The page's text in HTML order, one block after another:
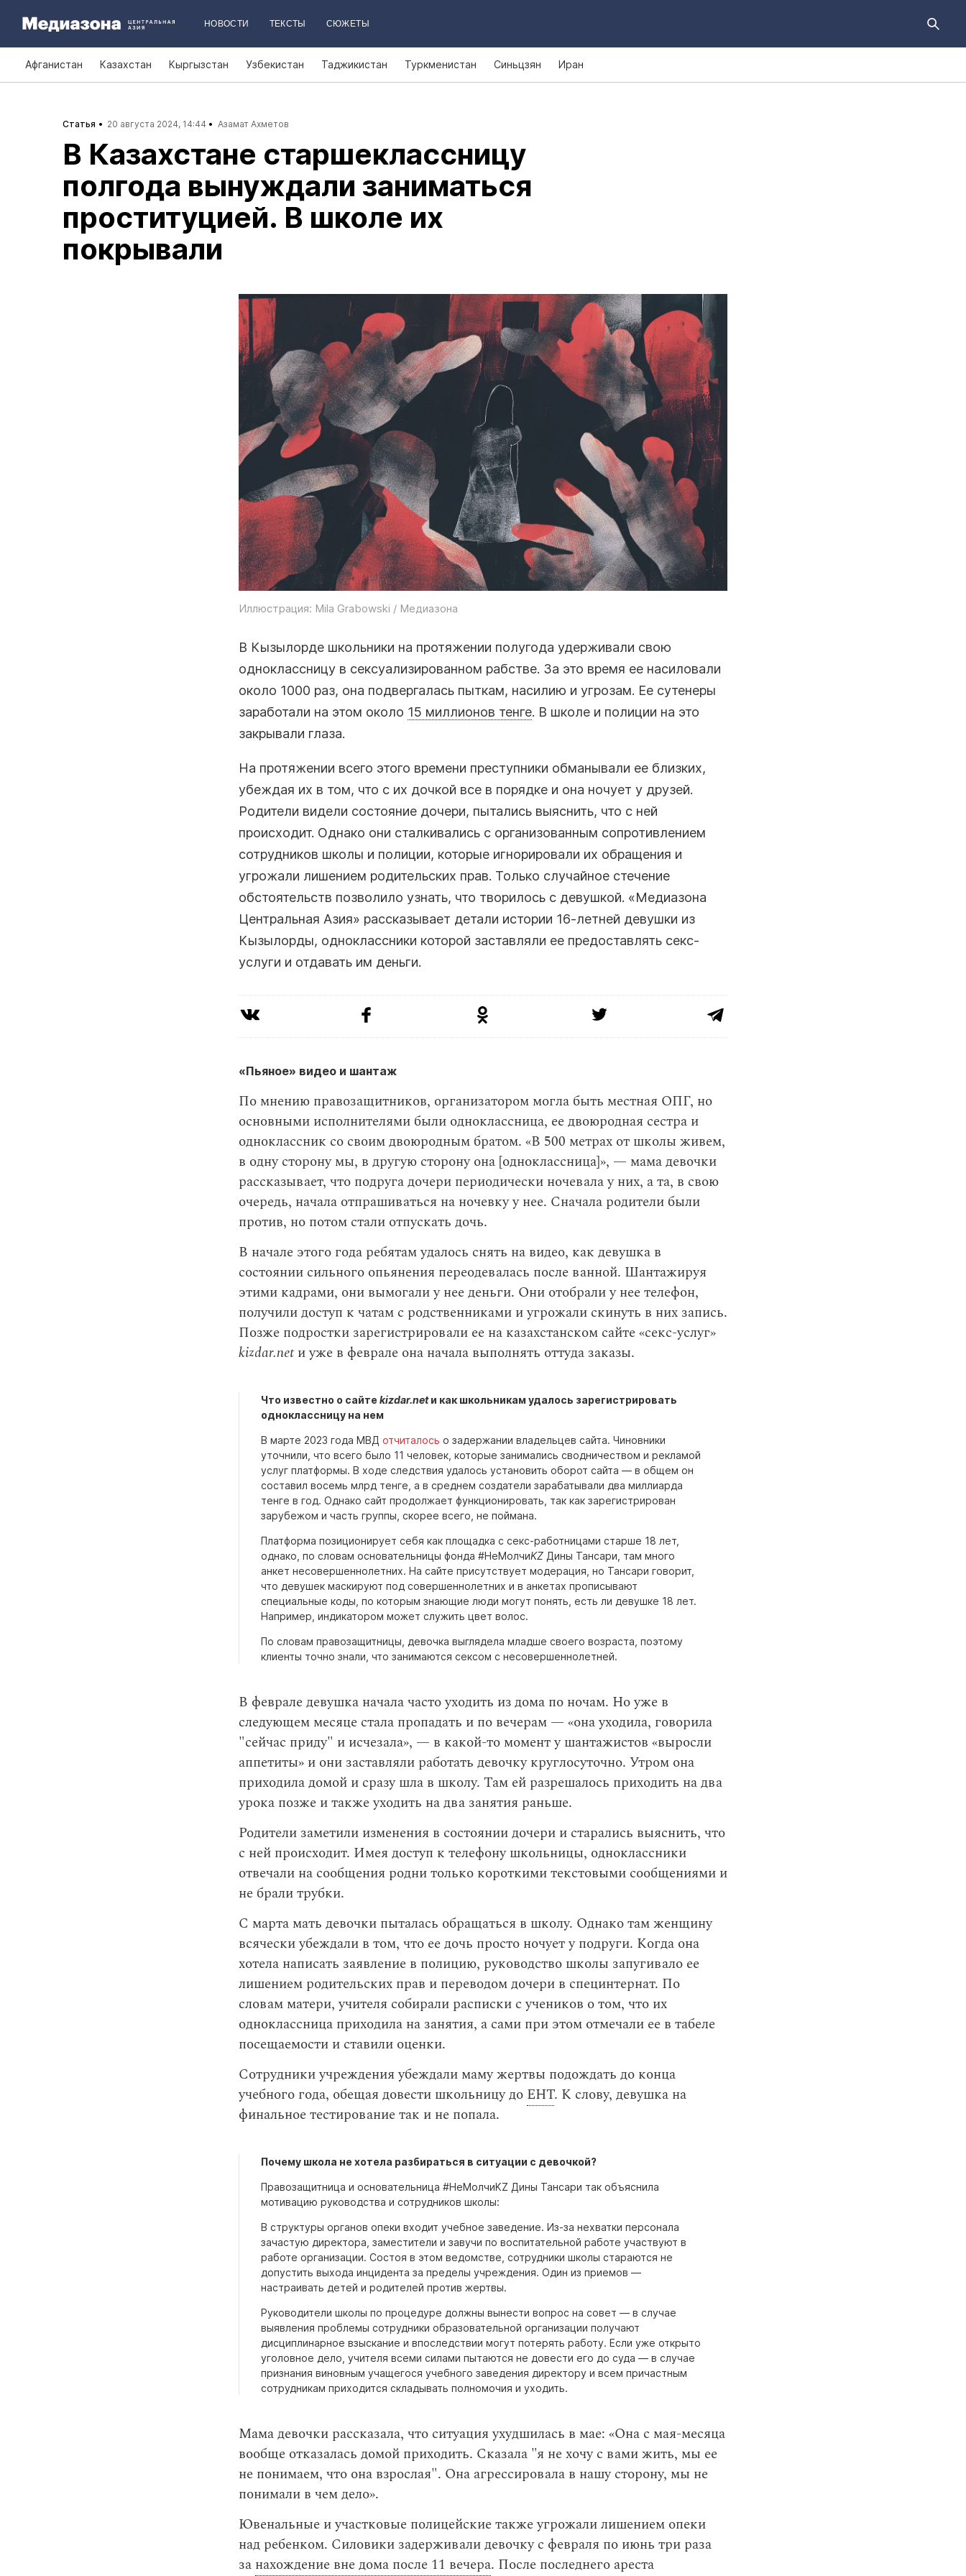
НОВОСТИ ТЕКСТЫ СЮЖЕТЫ
Афганистан Казахстан Кыргызстан Узбекистан Таджикистан Туркменистан Синьцзян Иран
Статья 20 августа 2024, 14:44 Азамат Ахметов
В Казахстане старшеклассницу
полгода вынуждали заниматься
проституцией. В школе их
покрывали
Иллюстрация: Mila Grabowski / Медиазона
В Кызылорде школьники на протяжении полугода удерживали свою
одноклассницу в сексуализированном рабстве. За это время ее насиловали
около 1000 раз, она подвергалась пыткам, насилию и угрозам. Ее сутенеры
заработали на этом около 15 миллионов тенге. В школе и полиции на это
закрывали глаза.
На протяжении всего этого времени преступники обманывали ее близких,
убеждая их в том, что с их дочкой все в порядке и она ночует у друзей.
Родители видели состояние дочери, пытались выяснить, что с ней
происходит. Однако они сталкивались с организованным сопротивлением
сотрудников школы и полиции, которые игнорировали их обращения и
угрожали лишением родительских прав. Только случайное стечение
обстоятельств позволило узнать, что творилось с девушкой. «Медиазона
Центральная Азия» рассказывает детали истории 16-летней девушки из
Кызылорды, одноклассники которой заставляли ее предоставлять секс-
услуги и отдавать им деньги.
«Пьяное» видео и шантаж
По мнению правозащитников, организатором могла быть местная ОПГ, но
основными исполнителями были одноклассница, ее двоюродная сестра и
одноклассник со своим двоюродным братом. «В 500 метрах от школы живем,
в одну сторону мы, в другую сторону она [одноклассница]», — мама девочки
рассказывает, что подруга дочери периодически ночевала у них, а та, в свою
очередь, начала отпрашиваться на ночевку у нее. Сначала родители были
против, но потом стали отпускать дочь.
В начале этого года ребятам удалось снять на видео, как девушка в
состоянии сильного опьянения переодевалась после ванной. Шантажируя
этими кадрами, они вымогали у нее деньги. Они отобрали у нее телефон,
получили доступ к чатам с родственниками и угрожали скинуть в них запись.
Позже подростки зарегистрировали ее на казахстанском сайте «секс-услуг»
kizdar.netи уже в феврале она начала выполнять оттуда заказы.
Что известно о сайте kizdar.netи как школьникам удалось зарегистрировать
одноклассницу на нем
В марте 2023 года МВД отчиталось о задержании владельцев сайта. Чиновники
уточнили, что всего было 11 человек, которые занимались сводничеством и рекламой
услуг платформы. В ходе следствия удалось установить оборот сайта — в общем он
составил восемь млрд тенге, а в среднем создатели зарабатывали два миллиарда
тенге в год. Однако сайт продолжает функционировать, так как зарегистрирован
зарубежом и часть группы, скорее всего, не поймана.
Платформа позиционирует себя как площадка с секс-работницами старше 18 лет,
однако, по словам основательницы фонда #НеМолчиKZ Дины Тансари, там много
анкет несовершеннолетних. На сайте присутствует модерация, но Тансари говорит,
что девушек маскируют под совершеннолетних и в анкетах прописывают
специальные коды, по которым знающие люди могут понять, есть ли девушке 18 лет.
Например, индикатором может служить цвет волос.
По словам правозащитницы, девочка выглядела младше своего возраста, поэтому
клиенты точно знали, что занимаются сексом с несовершеннолетней.
В феврале девушка начала часто уходить из дома по ночам. Но уже в
следующем месяце стала пропадать и по вечерам — «она уходила, говорила
"сейчас приду" и исчезала», — в какой-то момент у шантажистов «выросли
аппетиты» и они заставляли работать девочку круглосуточно. Утром она
приходила домой и сразу шла в школу. Там ей разрешалось приходить на два
урока позже и также уходить на два занятия раньше.
Родители заметили изменения в состоянии дочери и старались выяснить, что
с ней происходит. Имея доступ к телефону школьницы, одноклассники
отвечали на сообщения родни только короткими текстовыми сообщениями и
не брали трубки.
С марта мать девочки пыталась обращаться в школу. Однако там женщину
всячески убеждали в том, что ее дочь просто ночует у подруги. Когда она
хотела написать заявление в полицию, руководство школы запугивало ее
лишением родительских прав и переводом дочери в специнтернат. По
словам матери, учителя собирали расписки с учеников о том, что их
одноклассница приходила на занятия, а сами при этом отмечали ее в табеле
посещаемости и ставили оценки.
Сотрудники учреждения убеждали маму жертвы подождать до конца
учебного года, обещая довести школьницу до ЕНТ. К слову, девушка на
финальное тестирование так и не попала.
Почему школа не хотела разбираться в ситуации с девочкой?
Правозащитница и основательница #НеМолчиKZ Дины Тансари так объяснила
мотивацию руководства и сотрудников школы:
В структуры органов опеки входит учебное заведение. Из-за нехватки персонала
зачастую директора, заместители и завучи по воспитательной работе участвуют в
работе организации. Состоя в этом ведомстве, сотрудники школы стараются не
допустить выхода инцидента за пределы учреждения. Один из приемов —
настраивать детей и родителей против жертвы.
Руководители школы по процедуре должны вынести вопрос на совет — в случае
выявления проблемы сотрудники образовательной организации получают
дисциплинарное взыскание и впоследствии могут потерять работу. Если уже открыто
уголовное дело, учителя всеми силами пытаются не довести его до суда — в случае
признания виновным учащегося учебного заведения директору и всем причастным
сотрудникам приходится складывать полномочия и уходить.
Мама девочки рассказала, что ситуация ухудшилась в мае: «Она с мая-месяца
вообще отказалась домой приходить. Сказала "я не хочу с вами жить, мы ее
не понимаем, что она взрослая". Она агрессировала в нашу сторону, мы не
понимали в чем дело».
Ювенальные и участковые полицейские также угрожали лишением опеки
над ребенком. Силовики задерживали девочку с февраля по июнь три раза
за нахождение вне дома после 11 вечера. После последнего ареста